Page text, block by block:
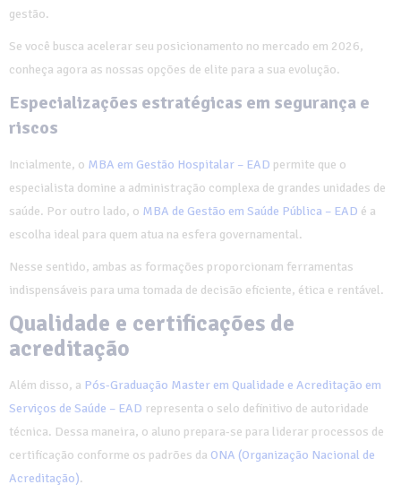
gestão.
Se você busca acelerar seu posicionamento no mercado em 2026,
conheça agora as nossas opções de elite para a sua evolução.
Especializações estratégicas em segurança e
riscos
Incialmente, o MBA em Gestão Hospitalar – EAD permite que o
especialista domine a administração complexa de grandes unidades de
saúde. Por outro lado, o MBA de Gestão em Saúde Pública – EAD é a
escolha ideal para quem atua na esfera governamental.
Nesse sentido, ambas as formações proporcionam ferramentas
indispensáveis para uma tomada de decisão eficiente, ética e rentável.
Qualidade e certificações de
acreditação
Além disso, a Pós-Graduação Master em Qualidade e Acreditação em
Serviços de Saúde – EAD representa o selo definitivo de autoridade
técnica. Dessa maneira, o aluno prepara-se para liderar processos de
certificação conforme os padrões da ONA (Organização Nacional de
Acreditação).